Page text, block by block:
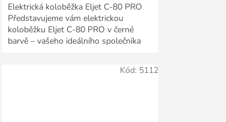
Elektrická koloběžka Eljet C-80 PRO
Představujeme vám elektrickou
koloběžku Eljet C-80 PRO v černé
barvě – vašeho ideálního společníka
Kód: 5112